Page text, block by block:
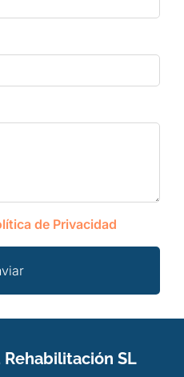
de Privacidad
SL